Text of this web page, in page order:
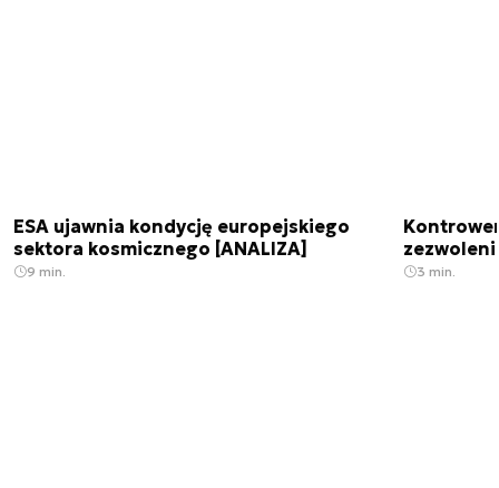
ESA ujawnia kondycję europejskiego
sektora kosmicznego [ANALIZA]
9 min. 3 min.